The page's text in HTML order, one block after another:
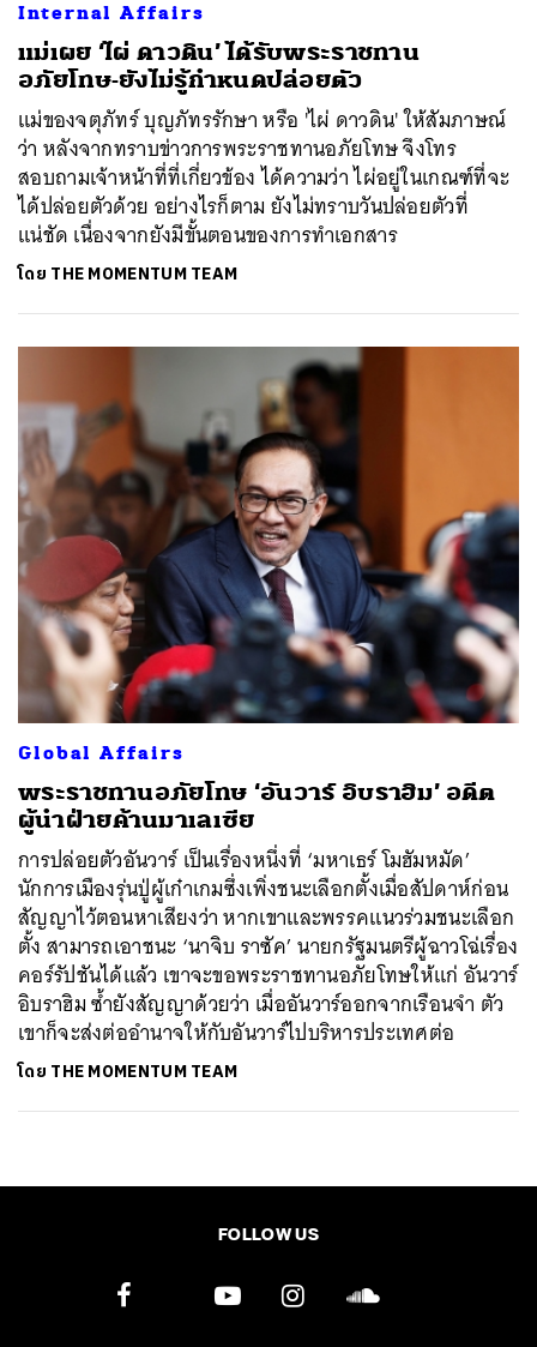
Internal Affairs
แม่เผย ‘ไผ่ ดาวดิน’ ได้รับพระราชทาน
อภัยโทษ-ยังไม่รู้กำหนดปล่อยตัว
แม่ของจตุภัทร์ บุญภัทรรักษา หรือ 'ไผ่ ดาวดิน' ให้สัมภาษณ์
ว่า หลังจากทราบข่าวการพระราชทานอภัยโทษ จึงโทร
สอบถามเจ้าหน้าที่ที่เกี่ยวข้อง ได้ความว่า ไผ่อยู่ในเกณฑ์ที่จะ
ได้ปล่อยตัวด้วย อย่างไรก็ตาม ยังไม่ทราบวันปล่อยตัวที่
แน่ชัด เนื่องจากยังมีขั้นตอนของการทำเอกสาร
โดย THE MOMENTUM TEAM
Global Affairs
พระราชทานอภัยโทษ ‘อันวาร์ อิบราฮิม’ อดีต
ผู้นำฝ่ายค้านมาเลเซีย
การปล่อยตัวอันวาร์ เป็นเรื่องหนึ่งที่ ‘มหาเธร์ โมฮัมหมัด’
นักการเมืองรุ่นปู่ผู้เก๋าเกมซึ่งเพิ่งชนะเลือกตั้งเมื่อสัปดาห์ก่อน
สัญญาไว้ตอนหาเสียงว่า หากเขาและพรรคแนวร่วมชนะเลือก
ตั้ง สามารถเอาชนะ ‘นาจิบ ราซัค’ นายกรัฐมนตรีผู้ฉาวโฉ่เรื่อง
คอร์รัปชันได้แล้ว เขาจะขอพระราชทานอภัยโทษให้แก่ อันวาร์
อิบราฮิม ซ้ำยังสัญญาด้วยว่า เมื่ออันวาร์ออกจากเรือนจำ ตัว
เขาก็จะส่งต่ออำนาจให้กับอันวาร์ไปบริหารประเทศต่อ
โดย THE MOMENTUM TEAM
FOLLOW US
SHARE TWEET LINE EMAIL